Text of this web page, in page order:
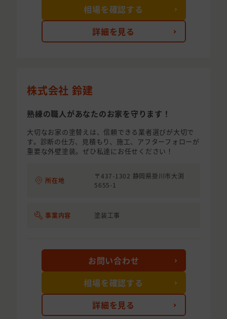
詳細を見る
相場を確認する
株式会社 鈴建
熟練の職人があなたのお家を守ります！
大切なお家の塗替えは、信頼できる業者選びが大切で
す。診断の仕方、見積もり、施工、アフターフォローが
重要な外壁塗装。ぜひ私達にお任せください！
所在地
〒437-1302 静岡県掛川市大渕
5655-1
事業内容 塗装工事
詳細を見る
お問い合わせ
相場を確認する